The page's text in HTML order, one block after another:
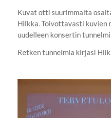
Kuvat otti suurimmalta
Hilkka. Toivottavasti kuvien
uudelleen konsertin
Retken tunnelmia kirjasi